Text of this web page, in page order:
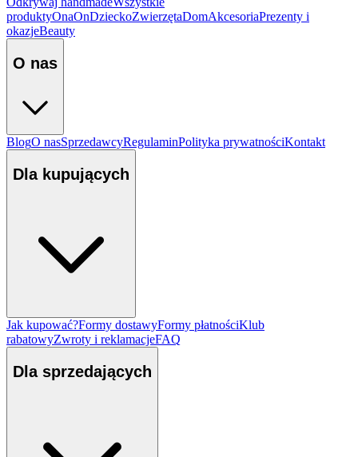
produktyOnaOnDzieckoZwierzętaDomAkcesoriaPrezenty i
okazjeBeauty
O nas
BlogO nasSprzedawcyRegulaminPolityka prywatnościKontakt
Dla kupujących
Jak kupować?Formy dostawyFormy płatnościKlub
rabatowyZwroty i reklamacjeFAQ
Dla sprzedających